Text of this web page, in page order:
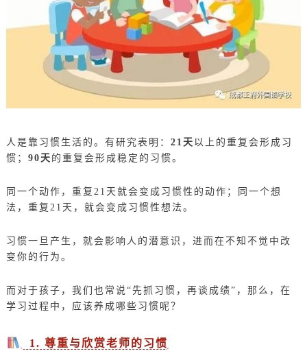
人是靠习惯生活的。有研究表明： 21天 以上的重复会形成习
惯； 90天 的重复会形成稳定的习惯。
同一个动作，重复21天就会变成习惯性的动作；同一个想
法，重复21天，就会变成习惯性想法。
习惯一旦产生，就会影响人的潜意识，进而在不知不觉中改
变你的行为。
而对于孩子，我们也常说“先抓习惯，再谈成绩”，那么，在
学习过程中，应该养成哪些习惯呢？
1. 尊重与欣赏老师的习惯